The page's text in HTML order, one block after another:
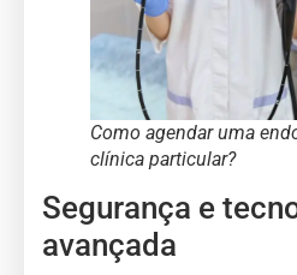
Como agendar uma
clínica particular?
Segurança e
avançada